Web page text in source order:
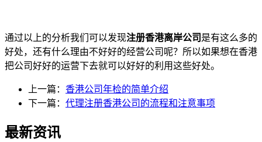
通过以上的分析我们可以发现注册香港离岸公司 是有这么多的
好处，还有什么理由不好好的经营公司呢？所以如果想在香港
把公司好好的运营下去就可以好好的利用这些好处。
上一篇： 香港公司年检的简单介绍
下一篇： 代理注册香港公司的流程和注意事项
最新资讯